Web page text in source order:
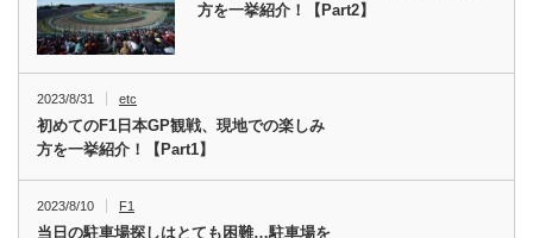
方を一挙紹介！【Part2】
2023/8/31 etc
初めてのF1日本GP観戦、現地での楽しみ
方を一挙紹介！【Part1】
2023/8/10 F1
当日の駐車場探しはとても困難…駐車場を